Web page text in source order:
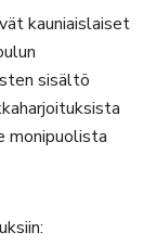
kauniaislaiset
sisältö
monipuolista